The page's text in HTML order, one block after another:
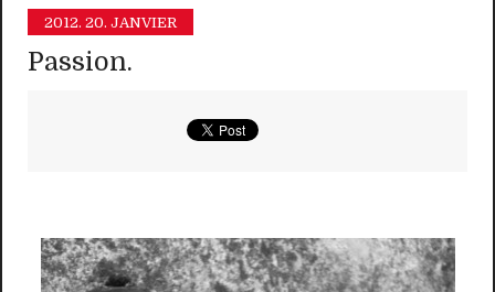
2012. 20. JANVIER
Passion.